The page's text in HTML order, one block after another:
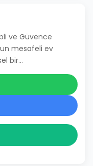
ve Güvence
mesafeli ev
bir…